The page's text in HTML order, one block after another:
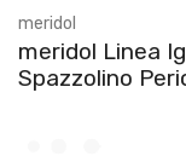
meridol
meridol Linea
Spazzolino